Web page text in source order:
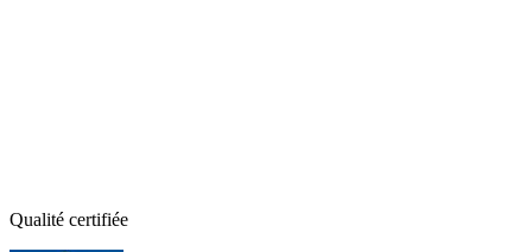
Qualité certifiée